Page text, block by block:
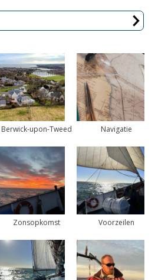
Berwick-upon-Tweed Navigatie
Zonsopkomst Voorzeilen